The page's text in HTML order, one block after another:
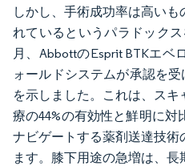
しかし、手術成功率は高い
れているというパラドック
月、AbbottのEsprit BTKエベ
ォールドシステムが承認を
を示しました。これは、ス
療の44%の有効性と鮮明に
ナビゲートする薬剤送達技
ます。膝下用途の急増は、